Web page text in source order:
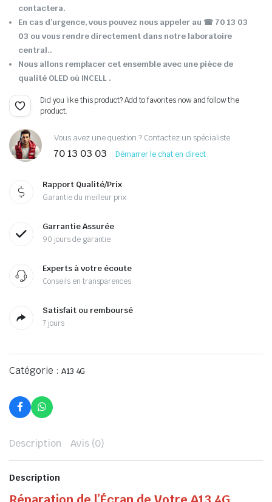
contactera.
En cas d’urgence, vous pouvez nous appeler au ☎ 70 13 03
03 ou vous rendre directement dans notre laboratoire
central..
Nous allons remplacer cet ensemble avec une pièce de
qualité OLED où INCELL .
Did you like this product? Add to favorites now and follow the
product.
Vous avez une question ? Contactez un spécialiste
70 13 03 03 Démarrer le chat en direct
Rapport Qualité/Prix
Garantie du meilleur prix
Garrantie Assurée
90 jours de garantie
Experts à votre écoute
Conseils en transparences
Satisfait ou remboursé
7 jours
Catégorie : A13 4G
Description Avis (0)
Description